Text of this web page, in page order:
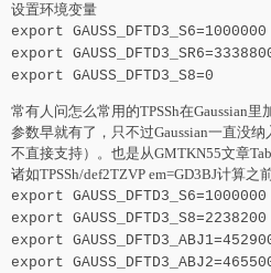
设置环境变量
export GAUSS_DFTD3_S6=1000000
export
export GAUSS_DFTD3_S8=0
常有人问怎么常用的TPSSh在Gaussian
参数早就有了，只不过Gaussian一直没
不直接支持）。也是从GMTKN55文章
诸如TPSSh/def2TZVP em=GD3BJ计算之
export GAUSS_DFTD3_S6=1000000
export GAUSS_DFTD3_S8=2238200
export
export